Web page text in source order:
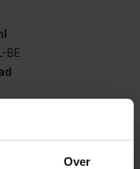
Over
BE